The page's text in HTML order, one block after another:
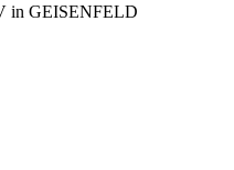
in GEISENFELD